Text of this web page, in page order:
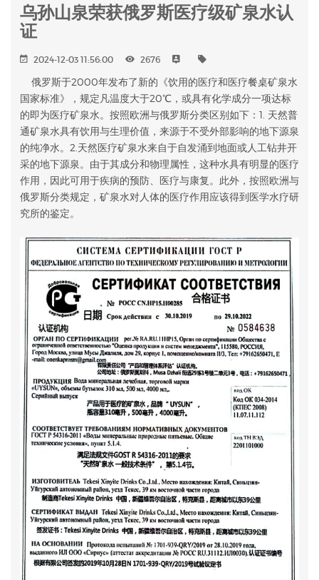
乌孙山泉荣获俄罗斯医疗级矿泉水认
证
2024-12-03 11:56:00 2676
俄罗斯于2000年发布了新的《饮用的医疗和医疗餐桌矿泉水
国家标准》，规定凡温度大于20℃，或具有化学成分一项达标
的即为医疗矿泉水。按照欧洲与俄罗斯分类区别如下：1. 天然普
通矿泉水具有饮用与生理价值，来源于不受外部影响的地下源泉
的纯净水。2.天然医疗矿泉水来自于自发涌到地面或人工钻井开
采的地下源泉。由于其成分和物理属性，这种水具有明显的医疗
作用，因此可用于疾病的预防、医疗与康复。此外，按照欧洲与
俄罗斯分类规定，矿泉水对人体的医疗作用应该得到医学水疗研
究所的鉴定。